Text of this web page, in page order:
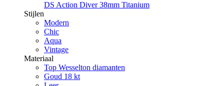
DS Action Diver 38mm Titanium
Stijlen
Modern
Chic
Aqua
Vintage
Materiaal
Top Wesselton diamanten
Goud 18 kt